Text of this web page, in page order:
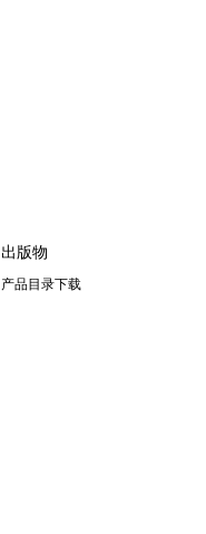
出版物
产品目录下载